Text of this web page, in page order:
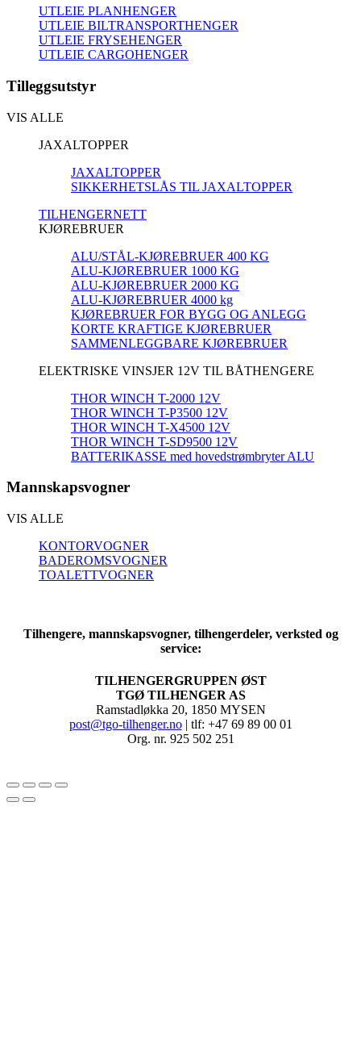
UTLEIE PLANHENGER
UTLEIE BILTRANSPORTHENGER
UTLEIE FRYSEHENGER
UTLEIE CARGOHENGER
Tilleggsutstyr
VIS ALLE
JAXALTOPPER
JAXALTOPPER
SIKKERHETSLÅS TIL JAXALTOPPER
TILHENGERNETT
KJØREBRUER
ALU/STÅL-KJØREBRUER 400 KG
ALU-KJØREBRUER 1000 KG
ALU-KJØREBRUER 2000 KG
ALU-KJØREBRUER 4000 kg
KJØREBRUER FOR BYGG OG ANLEGG
KORTE KRAFTIGE KJØREBRUER
SAMMENLEGGBARE KJØREBRUER
ELEKTRISKE VINSJER 12V TIL BÅTHENGERE
THOR WINCH T-2000 12V
THOR WINCH T-P3500 12V
THOR WINCH T-X4500 12V
THOR WINCH T-SD9500 12V
BATTERIKASSE med hovedstrømbryter ALU
Mannskapsvogner
VIS ALLE
KONTORVOGNER
BADEROMSVOGNER
TOALETTVOGNER
Tilhengere, mannskapsvogner, tilhengerdeler, verksted og
service:
TILHENGERGRUPPEN ØST
TGØ TILHENGER AS
Ramstadløkka 20, 1850 MYSEN
post@tgo-tilhenger.no| tlf: +47 69 89 00 01
Org. nr. 925 502 251